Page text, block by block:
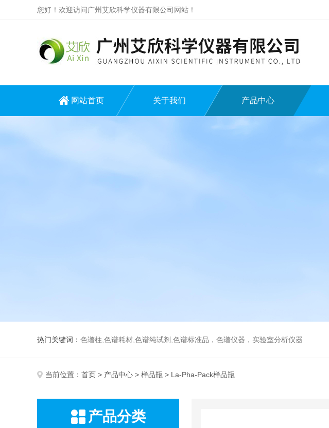
您好！欢迎访问广州艾欣科学仪器有限公司网站！
网站首页 关于我们 产品中心
热门关键词： 色谱柱,色谱耗材,色谱纯试剂,色谱标准品，色谱仪器，实验室分析仪器
当前位置： 首页 > 产品中心 > 样品瓶 > La-Pha-Pack样品瓶
产品分类